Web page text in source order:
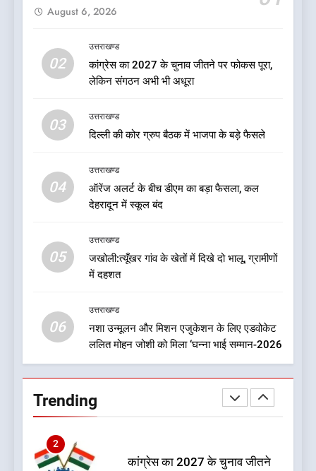
August 6, 2026
02
उत्तराखण्ड
कांग्रेस का 2027 के चुनाव जीतने पर फोकस पूरा,
लेकिन संगठन अभी भी अधूरा
03
उत्तराखण्ड
दिल्ली की कोर ग्रुप बैठक में भाजपा के बड़े फैसले
04
उत्तराखण्ड
ऑरेंज अलर्ट के बीच डीएम का बड़ा फैसला, कल
देहरादून में स्कूल बंद
05
उत्तराखण्ड
जखोली:त्यूँखर गांव के खेतों में दिखे दो भालू, ग्रामीणों
में दहशत
06
उत्तराखण्ड
नशा उन्मूलन और मिशन एजुकेशन के लिए एडवोकेट
ललित मोहन जोशी को मिला ‘घन्ना भाई सम्मान-2026
Trending
7
एमडीडीए बोर्ड बैठक में 25 विकास
रफ्तार
उत्तराखण्ड
डॉ. पंकज गर्ग एसोसिएशन ऑफ ब्रेस्ट
सर्जन्स ऑफ इंडिया के निदेशक
1
को लेकर क्या बोले गोदियाल
पर फोकस पूरा, लेकिन संगठन अभी
3
दिल्ली की कोर ग्रुप बैठक में भाजपा